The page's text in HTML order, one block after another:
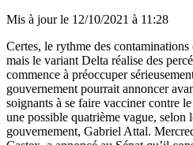
Mis à jour le 12/10/2021 à 11:28
Certes, le rythme des
mais le variant Delta réalise des
commence à préoccuper
gouvernement pourrait annoncer
soignants à se faire vacciner contre
une possible quatrième vague, selon
gouvernement, Gabriel Attal.